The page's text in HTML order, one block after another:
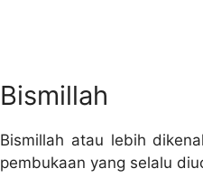
Bismillah
Bismillah atau lebih
pembukaan yang selalu